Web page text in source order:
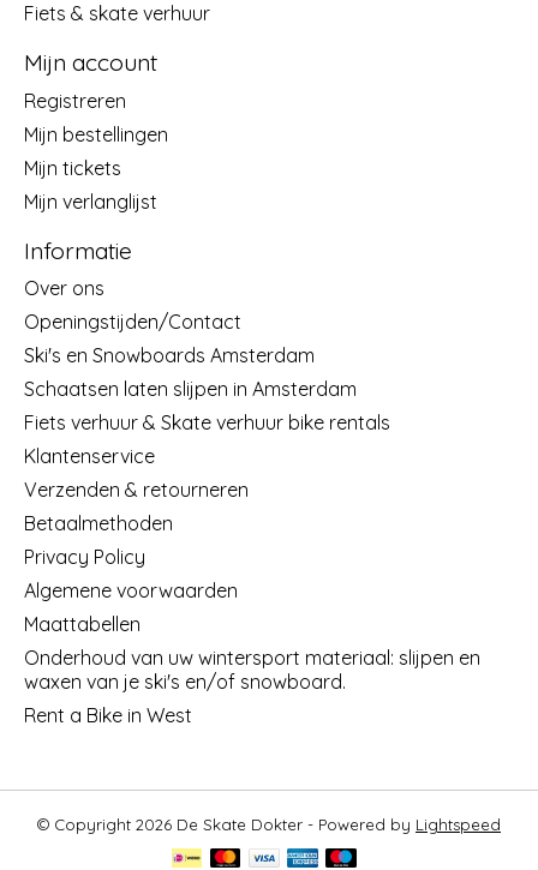
Fiets & skate verhuur
Mijn account
Registreren
Mijn bestellingen
Mijn tickets
Mijn verlanglijst
Informatie
Over ons
Openingstijden/Contact
Ski's en Snowboards Amsterdam
Schaatsen laten slijpen in Amsterdam
Fiets verhuur & Skate verhuur bike rentals
Klantenservice
Verzenden & retourneren
Betaalmethoden
Privacy Policy
Algemene voorwaarden
Maattabellen
Onderhoud van uw wintersport materiaal: slijpen en
waxen van je ski's en/of snowboard.
Rent a Bike in West
© Copyright 2026 De Skate Dokter - Powered by Lightspeed